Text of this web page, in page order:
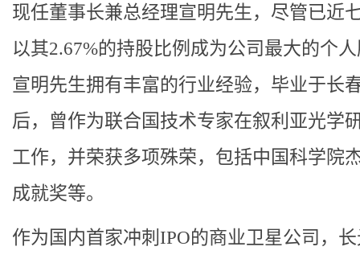
现任董事长兼总经理宣明先生，尽管已近
以其2.67%的持股比例成为公司最大的个
宣明先生拥有丰富的行业经验，毕业于长
后，曾作为联合国技术专家在叙利亚光学
工作，并荣获多项殊荣，包括中国科学院
成就奖等。
作为国内首家冲刺IPO的商业卫星公司，